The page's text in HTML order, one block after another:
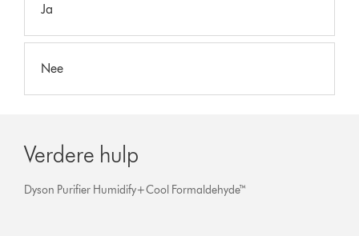
Ja
Nee
Verdere hulp
Dyson Purifier Humidify+Cool Formaldehyde™